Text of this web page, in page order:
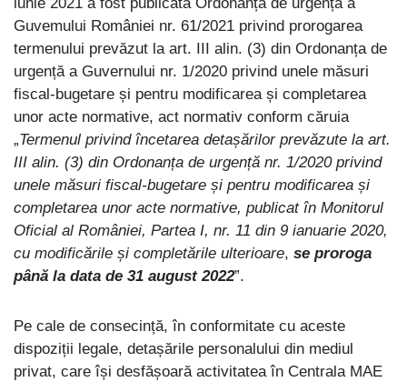
Guvemului României nr. 61/2021 privind prorogarea
termenului prevăzut la art. III alin. (3) din Ordonanța de
urgență a Guvernului nr. 1/2020 privind unele măsuri
fiscal-bugetare și pentru modificarea și completarea
unor acte normative, act normativ conform căruia
„Termenul privind încetarea detașărilor prevăzute la art.
III alin. (3) din Ordonanța de urgență nr. 1/2020 privind
unele măsuri fiscal-bugetare și pentru modificarea și
completarea unor acte normative, publicat în Monitorul
Oficial al României, Partea I, nr. 11 din 9 ianuarie 2020,
cu modificările și completările ulterioare, se proroga
până la data de 31 august 2022”.
Pe cale de consecință, în conformitate cu aceste
dispoziții legale, detașările personalului din mediul
privat, care își desfășoară activitatea în Centrala MAE